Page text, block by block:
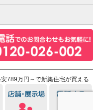
789万円～で新築住宅が買える